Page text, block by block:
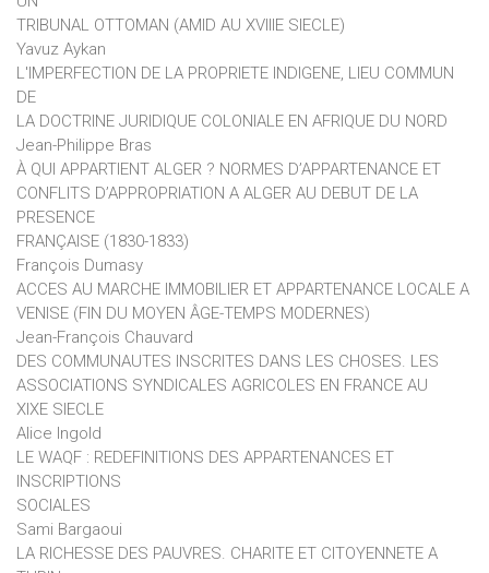
TRIBUNAL OTTOMAN (AMID AU XVIIIE SIECLE)
Yavuz Aykan
L'IMPERFECTION DE LA PROPRIETE INDIGENE, LIEU COMMUN
DE
LA DOCTRINE JURIDIQUE COLONIALE EN AFRIQUE DU NORD
Jean-Philippe Bras
À QUI APPARTIENT ALGER ? NORMES D’APPARTENANCE ET
CONFLITS D’APPROPRIATION A ALGER AU DEBUT DE LA
PRESENCE
FRANÇAISE (1830-1833)
François Dumasy
ACCES AU MARCHE IMMOBILIER ET APPARTENANCE LOCALE A
VENISE (FIN DU MOYEN ÂGE-TEMPS MODERNES)
Jean-François Chauvard
DES COMMUNAUTES INSCRITES DANS LES CHOSES. LES
ASSOCIATIONS SYNDICALES AGRICOLES EN FRANCE AU
XIXE SIECLE
Alice Ingold
LE WAQF : REDEFINITIONS DES APPARTENANCES ET
INSCRIPTIONS
SOCIALES
Sami Bargaoui
LA RICHESSE DES PAUVRES. CHARITE ET CITOYENNETE A